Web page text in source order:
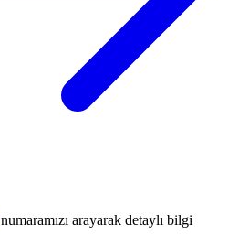
numaramızı arayarak detaylı bilgi